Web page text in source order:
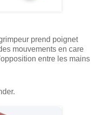
prend poignet
mouvements en care
entre les mains